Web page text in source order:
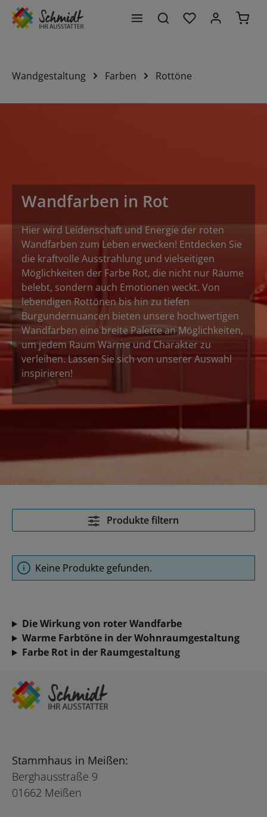
springen Du hast 0
Wandgestaltung Farben Rottöne
Wandfarben in Rot
Hier wird Leidenschaft und Energie der roten
Wandfarben zum Leben erwecken! Entdecken Sie
die kraftvolle Ausstrahlung und vielseitigen
Möglichkeiten der Farbe Rot, die nicht nur Räume
belebt, sondern auch Emotionen weckt. Von
lebendigen Rottönen bis hin zu tiefen
Burgundernuancen bieten unsere hochwertigen
Wandfarben eine breite Palette an Möglichkeiten,
um jedem Raum Wärme und Charakter zu
verleihen. Lassen Sie sich von unserer Auswahl
inspirieren!
Produkte filtern
Keine Produkte gefunden.
Die Wirkung von roter Wandfarbe
Warme Farbtöne in der Wohnraumgestaltung
Farbe Rot in der Raumgestaltung
Stammhaus in Meißen:
Berghausstraße 9
01662 Meißen